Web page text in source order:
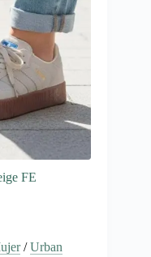
FE
/Urban